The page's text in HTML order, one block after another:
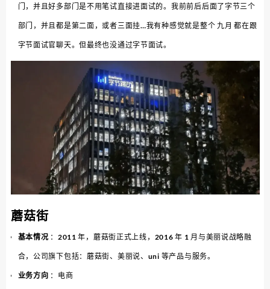
门，并且好多部门是不用笔试直接进面试的。我前前后后面了字节三个
部门，并且都是第二面，或者三面挂…我有种感觉就是整个 九月 都在跟
字节面试官聊天。但最终也没通过字节面试。
蘑菇街
基本情况 ：2011 年，蘑菇街正式上线，2016 年 1 月与美丽说战略融
合，公司旗下包括：蘑菇街、美丽说、uni 等产品与服务。
业务方向 ：电商